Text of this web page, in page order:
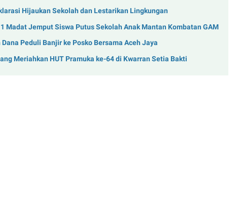
Hijaukan Sekolah dan Lestarikan Lingkungan
Madat Jemput Siswa Putus Sekolah Anak Mantan Kombatan GAM
Peduli Banjir ke Posko Bersama Aceh Jaya
Meriahkan HUT Pramuka ke-64 di Kwarran Setia Bakti